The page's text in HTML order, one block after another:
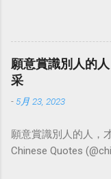
願意賞識別人的
采
- 5月 23, 2023
願意賞識別人的人，
Chinese Quotes